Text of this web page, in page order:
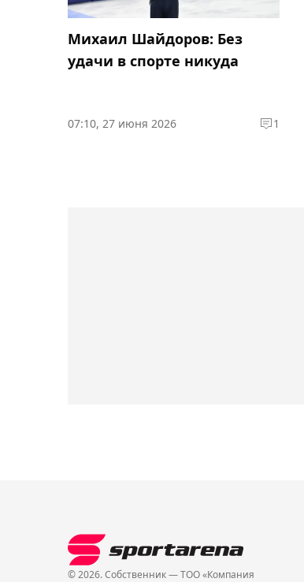
Михаил Шайдоров: Без
удачи в спорте никуда
07:10, 27 июня 2026 1
© 2026. Собственник — ТОО «Компания